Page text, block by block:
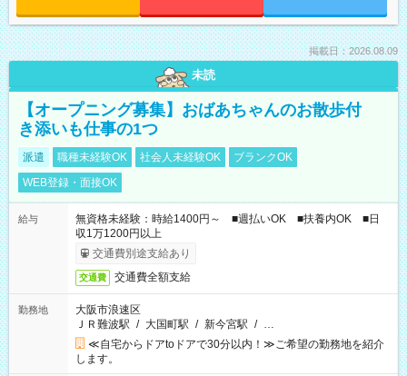
掲載日：2026.08.09
未読
【オープニング募集】おばあちゃんのお散歩付
き添いも仕事の1つ
派遣 職種未経験OK 社会人未経験OK
ブランクOK
WEB登録・面接OK
給与
無資格未経験：時給1400円～ ■週払いOK ■扶養内OK ■日
収1万1200円以上
交通費別途支給あり
交通費 交通費全額支給
勤務地
大阪市浪速区
ＪＲ難波駅 / 大国町駅 / 新今宮駅 / …
≪自宅からドアtoドアで30分以内！≫ご希望の勤務地を紹介
します。